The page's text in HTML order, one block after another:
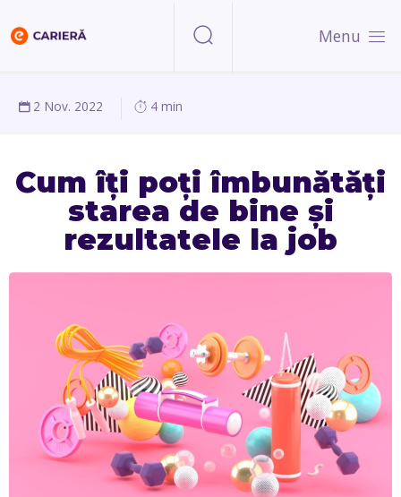
Menu
2 Nov. 2022 4 min
Cum îți poți îmbunătăți
starea de bine și
rezultatele la job